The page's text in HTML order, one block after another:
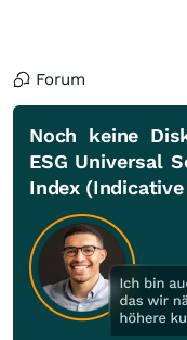
Forum
Noch keine
ESG Universal
Index